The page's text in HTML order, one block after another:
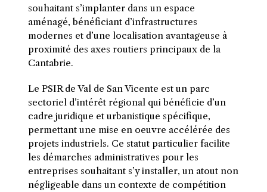
souhaitant s’implanter dans un espace
aménagé, bénéficiant d’infrastructures
modernes et d’une localisation avantageuse à
proximité des axes routiers principaux de la
Cantabrie.
Le PSIR de Val de San Vicente est un parc
sectoriel d’intérêt régional qui bénéficie d’un
cadre juridique et urbanistique spécifique,
permettant une mise en oeuvre accélérée des
projets industriels. Ce statut particulier facilite
les démarches administratives pour les
entreprises souhaitant s’y installer, un atout non
négligeable dans un contexte de compétition